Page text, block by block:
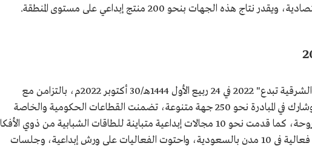
هذه الجهات بنحو 200 منتج إبداعي على مستوى المنطقة.
انطلقت النسخة الثالثة من مبادرة "الشرقية تبدع" 2022 في 24 ربيع الأول 1444هـ/30 أكتوبر 2022م، بالتزامن مع
"موسم تنوين" بنسخته الخامسة، وشارك في المبادرة نحو 250 جهة متنوعة، تضمنت القطاعات الحكومية والخاصة
وغير الربحية، من خلال المسارات المطروحة، كما قدمت نحو 10 مجالات إبداعية متباينة للطاقات الشبابية من ذوي
الإبداعية الخلاقة، وقدمت نحو 500 فعالية في 10 مدن بالسعودية، واحتوت الفعاليات على ورش إبداعية، وجلسات